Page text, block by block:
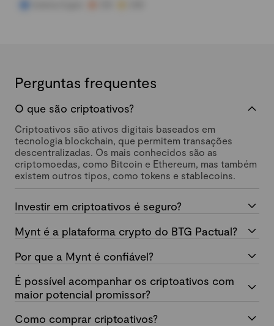
Perguntas frequentes
O que são criptoativos?
Criptoativos são ativos digitais baseados em
tecnologia blockchain, que permitem transações
descentralizadas. Os mais conhecidos são as
criptomoedas, como Bitcoin e Ethereum, mas também
existem outros tipos, como tokens e stablecoins.
Investir em criptoativos é seguro?
Mynt é a plataforma crypto do BTG Pactual?
Por que a Mynt é confiável?
É possível acompanhar os criptoativos com
maior potencial promissor?
Como comprar criptoativos?